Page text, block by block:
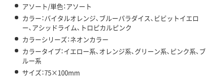
アソート/単色：アソート
カラー：バイタルオレンジ、ブルーパラダイス、ビビットイエロ
ー、アシッドライム、トロピカルピンク
カラーシリーズ：ネオンカラー
カラータイプ：イエロー系、オレンジ系、グリーン系、ピンク系、ブ
ルー系
サイズ：75×100mm